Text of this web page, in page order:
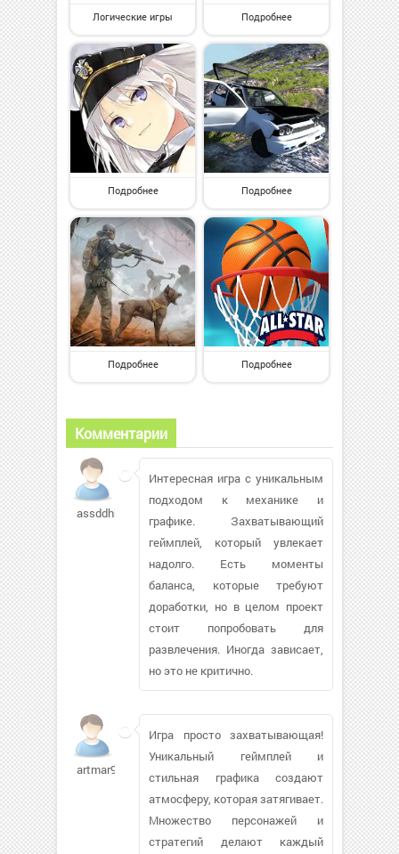
Логические игры Подробнее
Подробнее Подробнее
Подробнее Подробнее
Комментарии
assddhh960
Интересная игра с уникальным
подходом к механике и
графике. Захватывающий
геймплей, который увлекает
надолго. Есть моменты
баланса, которые требуют
доработки, но в целом проект
стоит попробовать для
развлечения. Иногда зависает,
но это не критично.
artmar962
Игра просто захватывающая!
Уникальный геймплей и
стильная графика создают
атмосферу, которая затягивает.
Множество персонажей и
стратегий делают каждый